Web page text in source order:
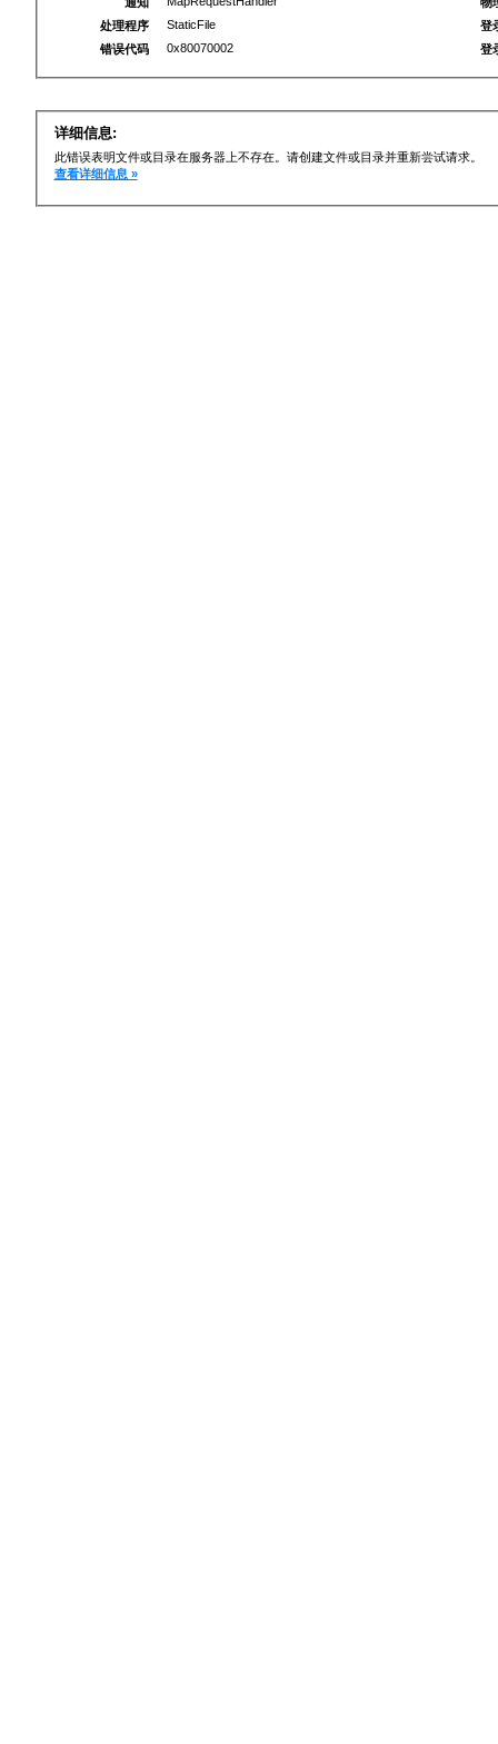
处理程序
StaticFile
错误代码
0x80070002
登
登
详细信息:
此错误表明文件或目录在服务器上不存在。请创建文件或目录并重新尝试请求。
查看详细信息 »